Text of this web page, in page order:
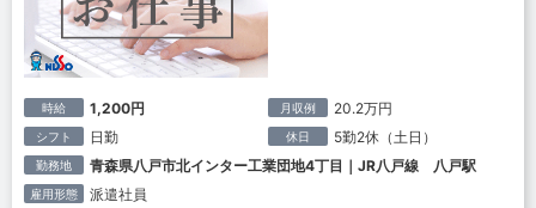
時給 1,200円 月収例 20.2万円
シフト 日勤 休日 5勤2休（土日）
勤務地 青森県八戸市北インター工業団地4丁目｜JR八戸線 八戸駅
雇用形態 派遣社員